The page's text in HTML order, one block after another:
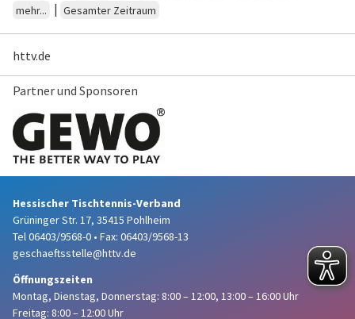
mehr...
| Gesamter Zeitraum
httv.de
Partner und Sponsoren
Hessischer Tischtennis-Verband
Grüninger Str. 17, 35415 Pohlheim
Tel 06403/9568-0 • Fax: 06403/9568-13
geschaeftsstelle@httv.de
Öffnungszeiten
Montag, Dienstag, Donnerstag: 8:00 – 12:00, 13:00 – 16:00 Uhr
Freitag: 8:00 – 12:00 Uhr